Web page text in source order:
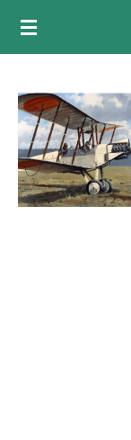
Ga
de
hoofdinhoud